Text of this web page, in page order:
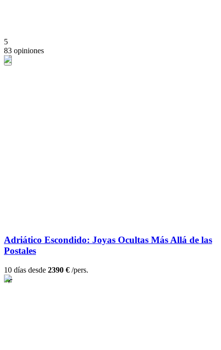
5
83 opiniones
Adriático Escondido: Joyas Ocultas Más Allá de las
Postales
10 días desde 2390 € /pers.